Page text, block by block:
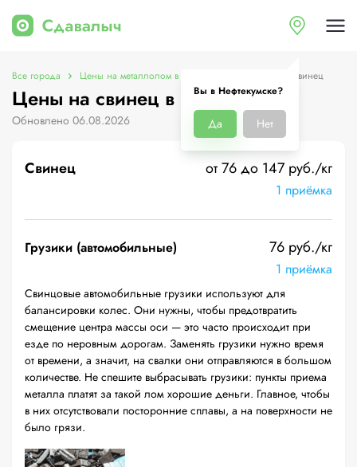
Вы в Нефтекумске?
Да Нет
Все города Цены на металлолом в Нефтекумске Цены на свинец
Цены на свинец в Нефтекумске
Обновлено 06.08.2026
Свинец от 76 до 147 руб./кг
1 приёмка
Грузики (автомобильные) 76 руб./кг
1 приёмка
Свинцовые автомобильные грузики используют для
балансировки колес. Они нужны, чтобы предотвратить
смещение центра массы оси — это часто происходит при
езде по неровным дорогам. Заменять грузики нужно время
от времени, а значит, на свалки они отправляются в большом
количестве. Не спешите выбрасывать грузики: пункты приема
металла платят за такой лом хорошие деньги. Главное, чтобы
в них отсутствовали посторонние сплавы, а на поверхности не
было грязи.